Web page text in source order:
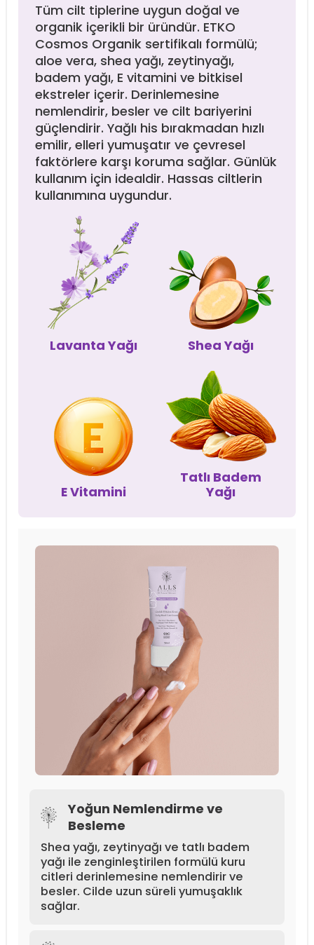
Lavanta Yağı Shea Yağı
E Vitamini
Tatlı Badem
Yağı
Tüm cilt tiplerine uygun doğal ve
organik içerikli bir üründür. ETKO
Cosmos Organik sertifikalı formülü;
aloe vera, shea yağı, zeytinyağı,
badem yağı, E vitamini ve bitkisel
ekstreler içerir. Derinlemesine
nemlendirir, besler ve cilt bariyerini
güçlendirir. Yağlı his bırakmadan hızlı
emilir, elleri yumuşatır ve çevresel
faktörlere karşı koruma sağlar. Günlük
kullanım için idealdir. Hassas ciltlerin
kullanımına uygundur.
Yoğun Nemlendirme ve
Besleme
Shea yağı, zeytinyağı ve tatlı badem
yağı ile zenginleştirilen formülü kuru
citleri derinlemesine nemlendirir ve
besler. Cilde uzun süreli yumuşaklık
sağlar.